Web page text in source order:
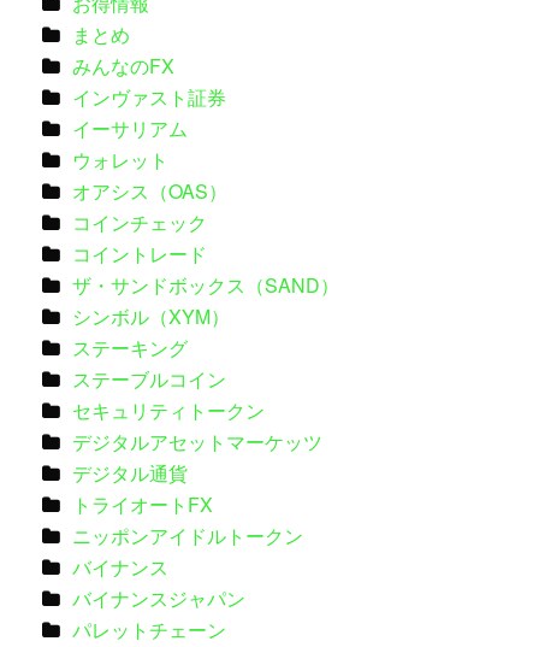
まとめ
みんなのFX
インヴァスト証券
イーサリアム
ウォレット
オアシス（OAS）
コインチェック
コイントレード
ザ・サンドボックス（SAND）
シンボル（XYM）
ステーキング
ステーブルコイン
セキュリティトークン
デジタルアセットマーケッツ
デジタル通貨
トライオートFX
ニッポンアイドルトークン
バイナンス
バイナンスジャパン
パレットチェーン